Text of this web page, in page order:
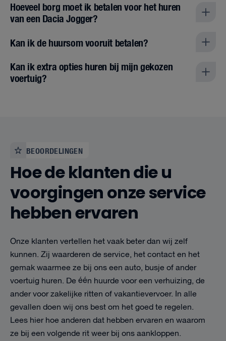
Hoeveel borg moet ik betalen voor het huren
van een Dacia Jogger?
Kan ik de huursom vooruit betalen?
Kan ik extra opties huren bij mijn gekozen
voertuig?
BEOORDELINGEN
Hoe de klanten die u
voorgingen onze service
hebben ervaren
Onze klanten vertellen het vaak beter dan wij zelf
kunnen. Zij waarderen de service, het contact en het
gemak waarmee ze bij ons een auto, busje of ander
voertuig huren. De één huurde voor een verhuizing, de
ander voor zakelijke ritten of vakantievervoer. In alle
gevallen doen wij ons best om het goed te regelen.
Lees hier hoe anderen dat hebben ervaren en waarom
ze bij een volgende rit weer bij ons aankloppen.